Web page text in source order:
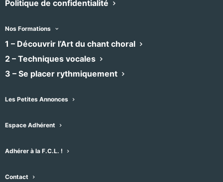
Politique de confidentialité
Nos Formations
1 – Découvrir l’Art du chant choral
2 – Techniques vocales
3 – Se placer rythmiquement
Les Petites Annonces
Espace Adhérent
Adhérer à la F.C.L. !
Contact
À venir
Sélectionnez
uneÉvènements
précédent